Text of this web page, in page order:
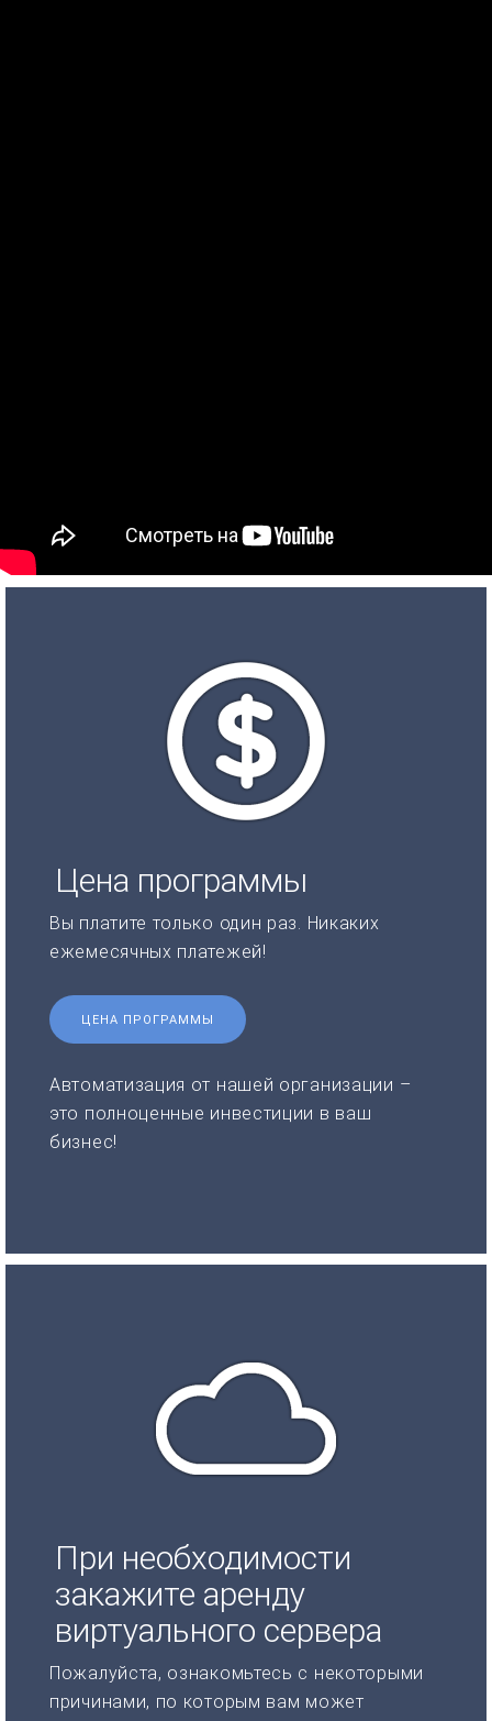
Цена программы
Вы платите только один раз. Никаких
ежемесячных платежей!
ЦЕНА ПРОГРАММЫ
Автоматизация от нашей организации –
это полноценные инвестиции в ваш
бизнес!
При необходимости
закажите аренду
виртуального сервера
Пожалуйста, ознакомьтесь с некоторыми
причинами, по которым вам может